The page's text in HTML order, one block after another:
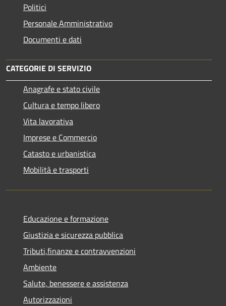
Politici
Personale Amministrativo
Documenti e dati
CATEGORIE DI SERVIZIO
Anagrafe e stato civile
Cultura e tempo libero
Vita lavorativa
Imprese e Commercio
Catasto e urbanistica
Mobilità e trasporti
Educazione e formazione
Giustizia e sicurezza pubblica
Tributi,finanze e contravvenzioni
Ambiente
Salute, benessere e assistenza
Autorizzazioni